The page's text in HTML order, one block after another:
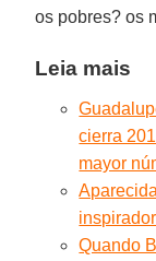
os pobres? os
Leia mais
cierra
mayor
Quando